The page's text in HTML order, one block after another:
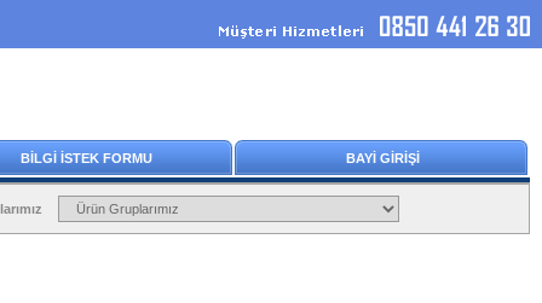
BİLGİ İSTEK FORMU BAYİ GİRİŞİ